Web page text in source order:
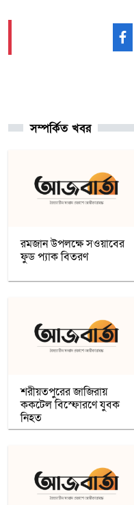
সম্পর্কিত খবর
রমজান উপলক্ষে সওয়াবের
ফুড প্যাক বিতরণ
শরীয়তপুরের জাজিরায়
ককটেল বিস্ফোরণে যুবক
নিহত